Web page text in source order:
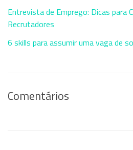
Entrevista de Emprego: Dicas para
Recrutadores
6 skills para assumir uma vaga de
Comentários